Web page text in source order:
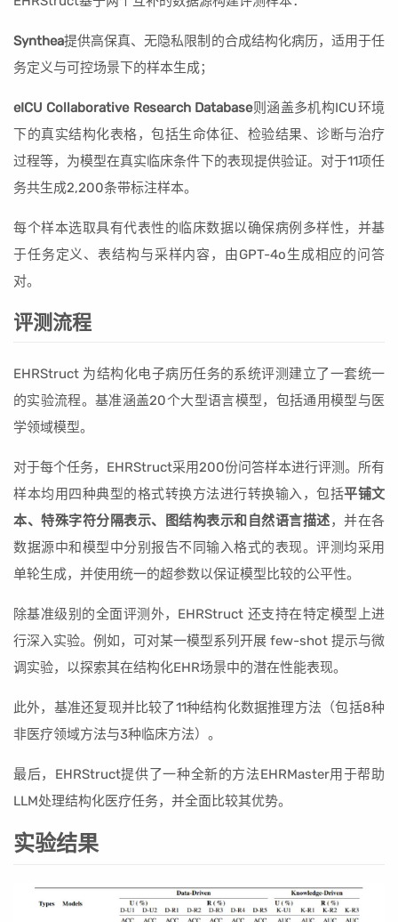
Synthea提供高保真、无隐私限制的合成结构化病历，适用于任
务定义与可控场景下的样本生成；
eICU Collaborative Research Database则涵盖多机构ICU环境
下的真实结构化表格，包括生命体征、检验结果、诊断与治疗
过程等，为模型在真实临床条件下的表现提供验证。对于11项任
务共生成2,200条带标注样本。
每个样本选取具有代表性的临床数据以确保病例多样性，并基
于任务定义、表结构与采样内容，由GPT-4o生成相应的问答
对。
评测流程
EHRStruct 为结构化电子病历任务的系统评测建立了一套统一
的实验流程。基准涵盖20个大型语言模型，包括通用模型与医
学领域模型。
对于每个任务，EHRStruct采用200份问答样本进行评测。所有
样本均用四种典型的格式转换方法进行转换输入，包括平铺文
本、特殊字符分隔表示、图结构表示和自然语言描述，并在各
数据源中和模型中分别报告不同输入格式的表现。评测均采用
单轮生成，并使用统一的超参数以保证模型比较的公平性。
除基准级别的全面评测外，EHRStruct 还支持在特定模型上进
行深入实验。例如，可对某一模型系列开展 few-shot 提示与微
调实验，以探索其在结构化EHR场景中的潜在性能表现。
此外，基准还复现并比较了11种结构化数据推理方法（包括8种
非医疗领域方法与3种临床方法）。
最后，EHRStruct提供了一种全新的方法EHRMaster用于帮助
LLM处理结构化医疗任务，并全面比较其优势。
实验结果